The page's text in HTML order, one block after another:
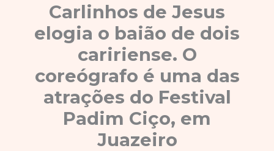
Carlinhos de Jesus
elogia o baião de dois
caririense. O
coreógrafo é uma das
atrações do Festival
Padim Ciço, em
Juazeiro